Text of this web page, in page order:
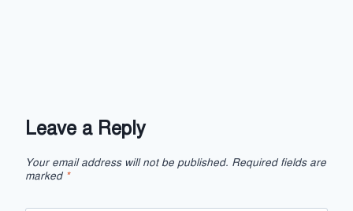
Leave a Reply
Your email address will not be published. Required fields are
marked *